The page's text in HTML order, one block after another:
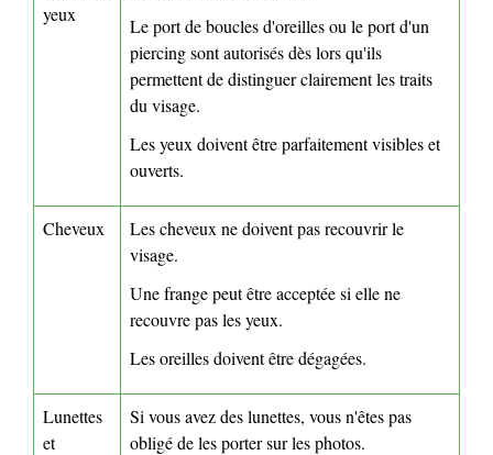
yeux
Le port de boucles d'oreilles ou le port d'un
piercing sont autorisés dès lors qu'ils
permettent de distinguer clairement les traits
du visage.
Les yeux doivent être parfaitement visibles et
ouverts.
Cheveux
Les cheveux ne doivent pas recouvrir le
visage.
Une frange peut être acceptée si elle ne
recouvre pas les yeux.
Les oreilles doivent être dégagées.
Lunettes
et
Si vous avez des lunettes, vous n'êtes pas
obligé de les porter sur les photos.